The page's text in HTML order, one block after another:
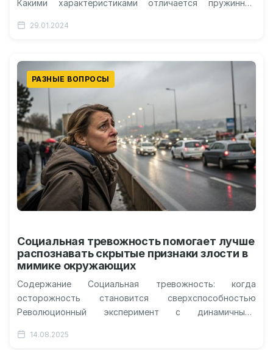
Какими характеристиками отличается пружинный
выбрать Заключение Как правильно…
29.01.2024
РАЗНЫЕ ВОПРОСЫ
Социальная тревожность помогает лучше
распознавать скрытые признаки злости в
мимике окружающих
Содержание Социальная тревожность: когда
осторожность становится сверхспособностью
Революционный эксперимент с динамичными
нейрофизиологии эмоций Когнитивная нагрузка как
14.08.2025